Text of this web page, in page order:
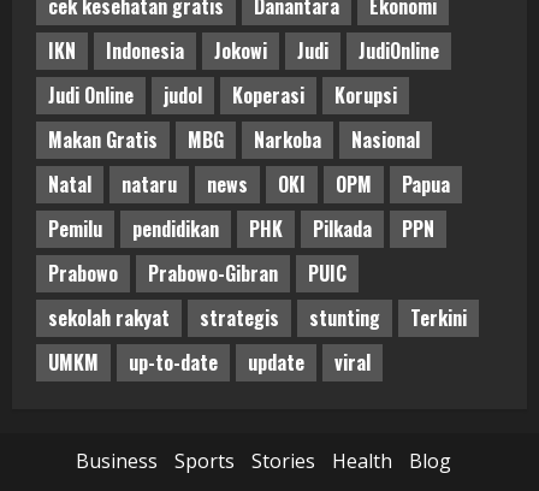
cek kesehatan gratis
Danantara
Ekonomi
IKN
Indonesia Jokowi Judi
JudiOnline
Judi Online
judol Koperasi
Korupsi
Makan Gratis
MBG Narkoba
Nasional
Natal
nataru news OKI OPM
Papua
Pemilu
pendidikan PHK Pilkada
PPN
Prabowo
Prabowo-Gibran
PUIC
sekolah rakyat
strategis stunting
Terkini
UMKM
up-to-date update viral
Business Sports Stories Health Blog